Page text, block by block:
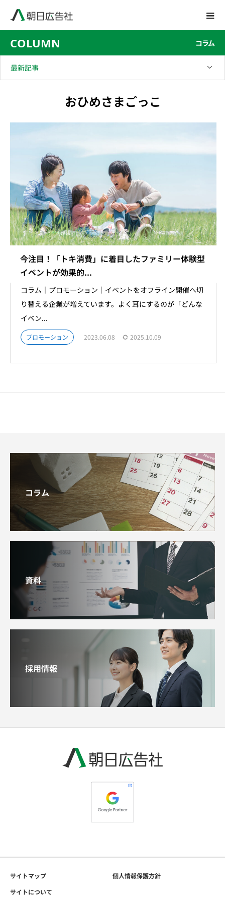
COLUMN コラム
最新記事
おひめさまごっこ
今注目！「トキ消費」に着目したファミリー体験型
イベントが効果的...
コラム｜プロモーション｜イベントをオフライン開催へ切
り替える企業が増えています。よく耳にするのが「どんな
イベン...
プロモーション 2023.06.08 2025.10.09
コラム
資料
採用情報
サイトマップ
個人情報保護方針
サイトについて